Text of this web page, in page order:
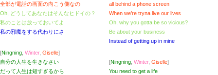
全部が電話の画面の向こう側なの
Oh, どうしてあなたはそんなヒドイの？
私のことは放っておいてよ
私の邪魔をする代わりにさ
[Ningning Winter, Giselle]
自分の人生を生きなさい
だって人生は短すぎるから
all behind a phone screen
When we’re tryna live our lives
Oh, why you gotta be so vicious?
Be about your business
Instead of getting up in mine
[Ningning Winter, Giselle]
You need to get a life